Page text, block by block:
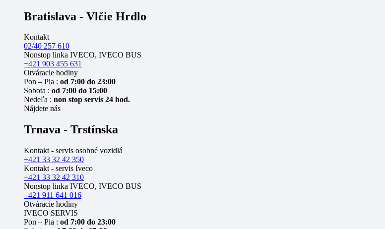
Bratislava - Vlčie Hrdlo
Kontakt
02/40 257 610
Nonstop linka IVECO, IVECO BUS
+421 903 455 631
Otváracie hodiny
Pon – Pia : od 7:00 do 23:00
Sobota : od 7:00 do 15:00
Nedeľa : non stop servis 24 hod.
Nájdete nás
Trnava - Trstínska
Kontakt - servis osobné vozidlá
+421 33 32 42 350
Kontakt - servis Iveco
+421 33 32 42 310
Nonstop linka IVECO, IVECO BUS
+421 911 641 016
Otváracie hodiny
IVECO SERVIS
Pon – Pia : od 7:00 do 23:00